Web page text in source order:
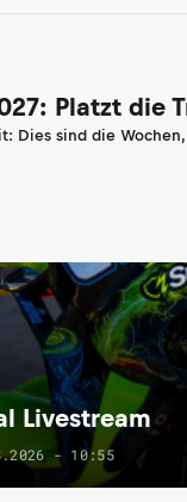
Platzt die
Dies sind die
Livestream
- 10:55